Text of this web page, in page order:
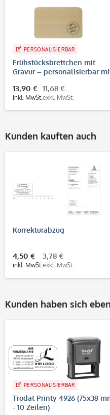
PERSONALISIERBAR
Frühstücksbrettchen mit
Gravur – personalisierbar
13,90 €
inkl. MwSt.
11,68 €
exkl. MwSt.
Kunden kauften auch
Korrekturabzug
4,50 €
inkl. MwSt.
3,78 €
exkl. MwSt.
Kunden haben sich
PERSONALISIERBAR
Trodat Printy 4926 (75x38
- 10 Zeilen)